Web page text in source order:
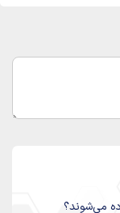
می‌شوند؟